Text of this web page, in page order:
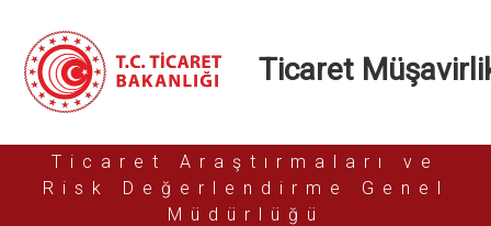
Ticaret
Ticaret Araştırmaları ve
Risk Değerlendirme Genel
Müdürlüğü